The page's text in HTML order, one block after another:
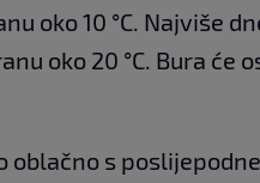
oko 10 °C. Najviše
oko 20 °C. Bura će
oblačno s